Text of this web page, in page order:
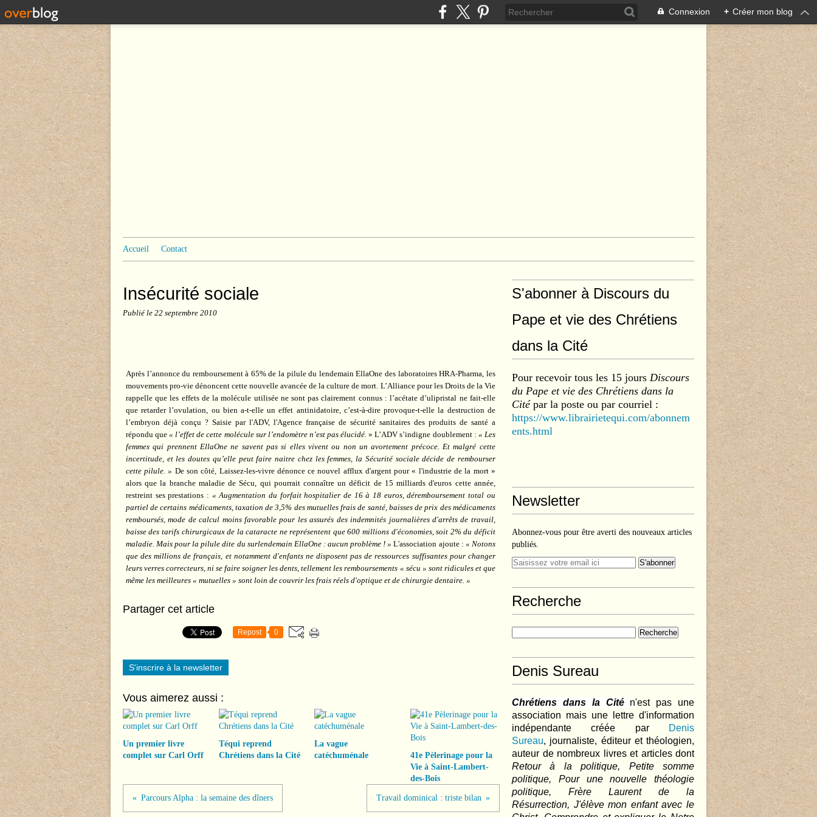
Connexion + Créer mon blog
Accueil Contact
Insécurité sociale
Publié le 22 septembre 2010
Après l’annonce du remboursement à 65% de la pilule du lendemain EllaOne des laboratoires HRA-Pharma, les
mouvements pro-vie dénoncent cette nouvelle avancée de la culture de mort. L’Alliance pour les Droits de la Vie
rappelle que les effets de la molécule utilisée ne sont pas clairement connus : l’acétate d’ulipristal ne fait-elle
que retarder l’ovulation, ou bien a-t-elle un effet antinidatoire, c’est-à-dire provoque-t-elle la destruction de
l’embryon déjà conçu ? Saisie par l'ADV, l'Agence française de sécurité sanitaires des produits de santé a
répondu que« l’effet de cette molécule sur l’endomètre n’est pas élucidé. » L’ADV s’indigne doublement : « Les
femmes qui prennent EllaOne ne savent pas si elles vivent ou non un avortement précoce. Et malgré cette
incertitude, et les doutes qu’elle peut faire naitre chez les femmes, la Sécurité sociale décide de rembourser
cette pilule. » De son côté, Laissez-les-vivre dénonce ce nouvel afflux d'argent pour « l'industrie de la mort »
alors que la branche maladie de Sécu, qui pourrait connaître un déficit de 15 milliards d'euros cette année,
restreint ses prestations : « Augmentation du forfait hospitalier de 16 à 18 euros, déremboursement total ou
partiel de certains médicaments, taxation de 3,5% des mutuelles frais de santé, baisses de prix des médicaments
remboursés, mode de calcul moins favorable pour les assurés des indemnités journalières d'arrêts de travail,
baisse des tarifs chirurgicaux de la cataracte ne représentent que 600 millions d'économies, soit 2% du déficit
maladie. Mais pour la pilule dite du surlendemain EllaOne : aucun problème ! » L'association ajoute : « Notons
que des millions de français, et notamment d'enfants ne disposent pas de ressources suffisantes pour changer
leurs verres correcteurs, ni se faire soigner les dents, tellement les remboursements « sécu » sont ridicules et que
même les meilleures « mutuelles » sont loin de couvrir les frais réels d'optique et de chirurgie dentaire. »
Partager cet article
Repost 0
S'inscrire à la newsletter
Vous aimerez aussi :
Un premier livre
complet sur Carl Orff
Téqui reprend
Chrétiens dans la Cité
La vague
catéchuménale
41e Pèlerinage pour la
Vie à Saint-Lambert-
des-Bois
Parcours Alpha : la semaine des dîners Travail dominical : triste bilan
S'abonner à Discours du
Pape et vie des Chrétiens
dans la Cité
Pour recevoir tous les 15 jours Discours
du Pape et vie des Chrétiens dans la
Citépar la poste ou par courriel :
https://www.librairietequi.com/abonnem
ents.html
Newsletter
Abonnez-vous pour être averti des nouveaux articles
publiés.
Recherche
Denis Sureau
Chrétiens dans la Cité
n'est pas une
association mais une lettre d'information
indépendante créée par
Denis
Sureau, journaliste, éditeur et théologien,
auteur de nombreux livres et articles dont
Retour à la politique, Petite somme
politique, Pour une nouvelle théologie
politique, Frère Laurent de la
Résurrection, J'élève mon enfant avec le